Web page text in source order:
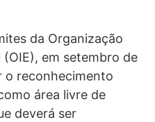
da Organização
(OIE), em setembro de
o reconhecimento
área livre de
deverá ser